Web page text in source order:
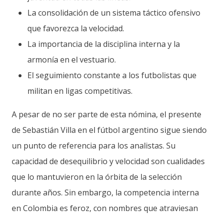
La consolidación de un sistema táctico ofensivo
que favorezca la velocidad.
La importancia de la disciplina interna y la
armonía en el vestuario.
El seguimiento constante a los futbolistas que
militan en ligas competitivas.
A pesar de no ser parte de esta nómina, el presente
de Sebastián Villa en el fútbol argentino sigue siendo
un punto de referencia para los analistas. Su
capacidad de desequilibrio y velocidad son cualidades
que lo mantuvieron en la órbita de la selección
durante años. Sin embargo, la competencia interna
en Colombia es feroz, con nombres que atraviesan